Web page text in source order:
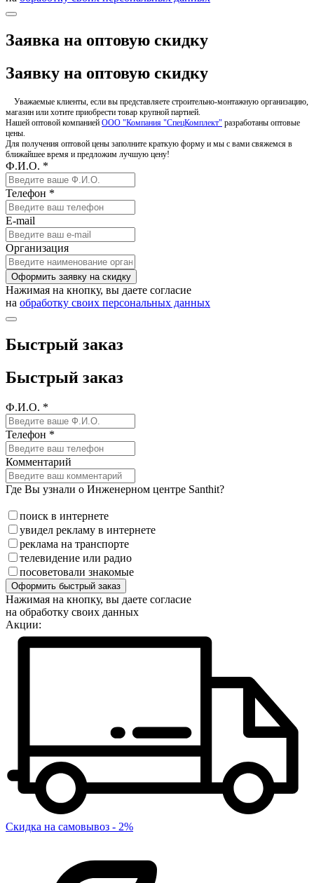
Заявка на оптовую скидку
Заявку на оптовую скидку
Уважаемые клиенты, если вы представляете строительно-монтажную организацию,
магазин или хотите приобрести товар крупной партией.
Нашей оптовой компанией ООО "Компания "СпецКомплект" разработаны оптовые
цены.
Для получения оптовой цены заполните краткую форму и мы с вами свяжемся в
ближайшее время и предложим лучшую цену!
Ф.И.О. *
Телефон *
E-mail
Организация
Оформить заявку на скидку
Нажимая на кнопку, вы даете согласие
на обработку своих персональных данных
Быстрый заказ
Быстрый заказ
Ф.И.О. *
Телефон *
Комментарий
Где Вы узнали о Инженерном центре Santhit?
поиск в интернете
увидел рекламу в интернете
реклама на транспорте
телевидение или радио
посоветовали знакомые
Оформить быстрый заказ
Нажимая на кнопку, вы даете согласие
на обработку своих данных
Акции:
Скидка на самовывоз - 2%